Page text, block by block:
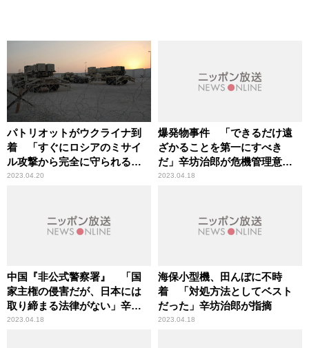
パトリオットがウクライナ到
着 「すぐにロシアのミサイ
ル攻撃から完全に守られるわ
けではない」辛坊治郎が解説
2023.04.20
爆発物事件 「できるだけ遠
ざかることを第一にすべき
だ」辛坊治郎が危機管理意識
の指摘
2023.04.18
中国『非公式警察署』 「国
家主権の侵害だが、日本には
取り締まる法律がない」辛坊
治郎が危機感
2023.04.18
海保小型機、田んぼに不時
着 「対処方法としてベスト
だった」辛坊治郎が指摘
2023.04.18